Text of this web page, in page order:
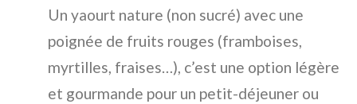
Un yaourt nature (non sucré) avec une
poignée de fruits rouges (framboises,
myrtilles, fraises…), c’est une option légère
et gourmande pour un petit-déjeuner ou